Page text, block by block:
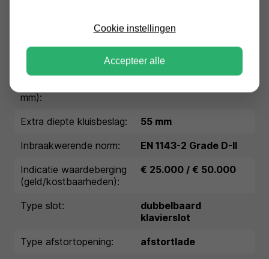
5055409506948
Buitenmaten (HxBxD in
1307x600x561 mm
mm):
Extra diepte kluisbeslag:
55 mm
Inbraakwerende norm:
EN 1143-2 Grade D-II
Indicatie waardeberging
(geld/kostbaarheden):
€ 25.000 / € 50.000
Type slot:
dubbelbaard
klavierslot
Type afstortopening:
afstortlade
Cookie instellingen
Accepteer alle